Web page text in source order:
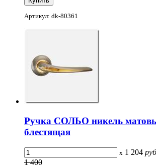
Артикул: dk-80361
Ручка СОЛЬО никель
блестящая
x 1 204 руб
1 400